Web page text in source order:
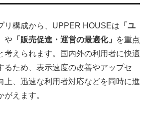
リ構成から、UPPER HOUSEは 「ユ
や 「販売促進・運営の最適化」
を重点
考えられます。国内外の利用者に快適
るため、表示速度の改善やアップセ
上、迅速な利用者対応などを同時に進
えます。